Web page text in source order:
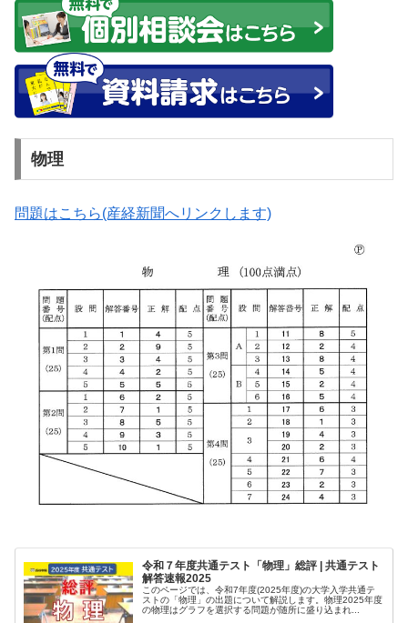
物理
問題はこちら(産経新聞へリンクします)
令和７年度共通テスト「物理」総評 | 共通テスト
解答速報2025
このページでは、令和7年度(2025年度)の大学入学共通テ
ストの「物理」の出題について解説します。物理2025年度
の物理はグラフを選択する問題が随所に盛り込まれ...